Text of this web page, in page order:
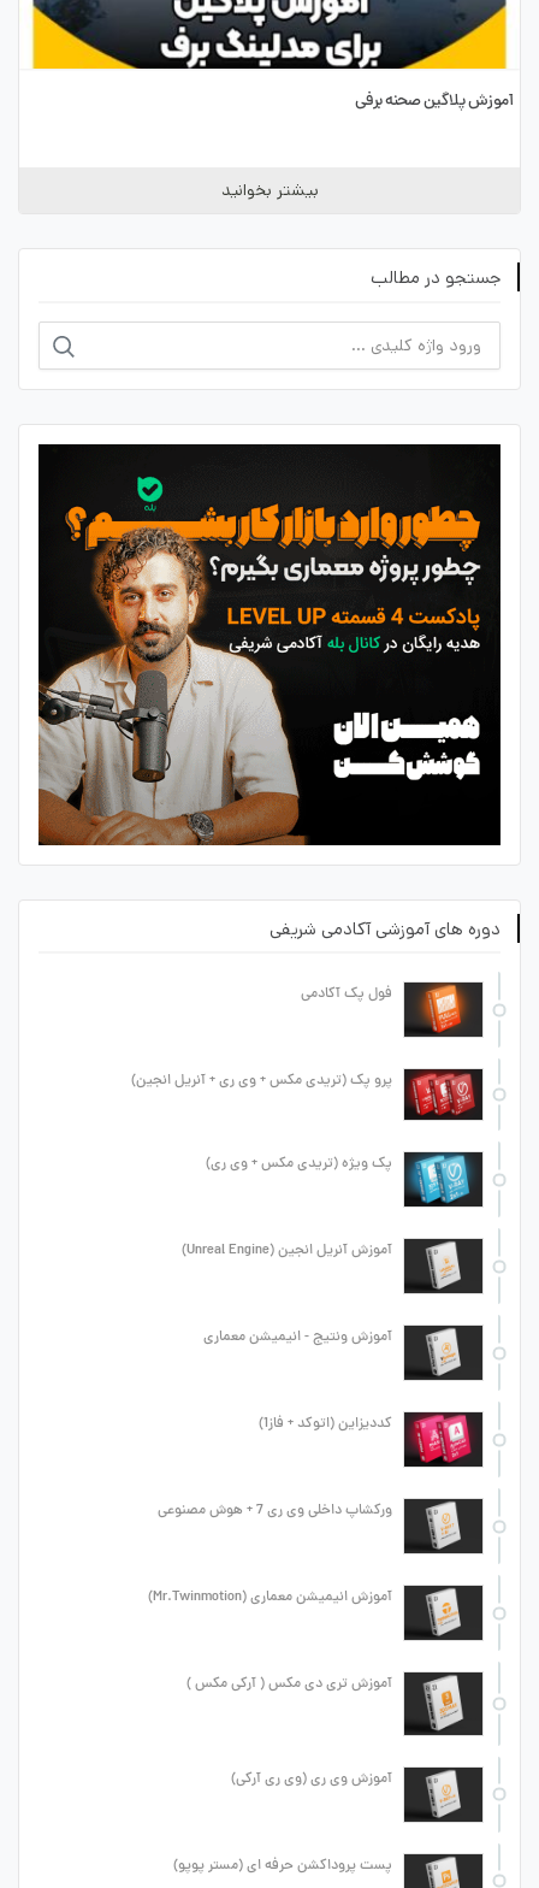
آموزش پلاگین صحنه برفی
بیشتر بخوانید
جستجو در مطالب
دوره های آموزشی آکادمی شریفی
فول پک آکادمی
پرو پک (تریدی مکس + وی ری + آنریل انجین)
پک ویژه (تریدی مکس + وی ری)
آموزش آنریل انجین (Unreal Engine)
آموزش ونتیج - انیمیشن معماری
کددیزاین (اتوکد + فاز1)
ورکشاپ داخلی وی ری 7 + هوش مصنوعی
آموزش انیمیشن معماری (Mr.Twinmotion)
آموزش تری دی مکس ( آرکی مکس )
آموزش وی ری (وی ری آرکی)
پست پروداکشن حرفه ای (مستر پوپو)